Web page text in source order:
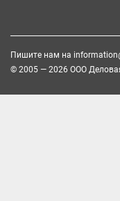
Пишите нам на
© 2005 — 2026 ООО Деловая